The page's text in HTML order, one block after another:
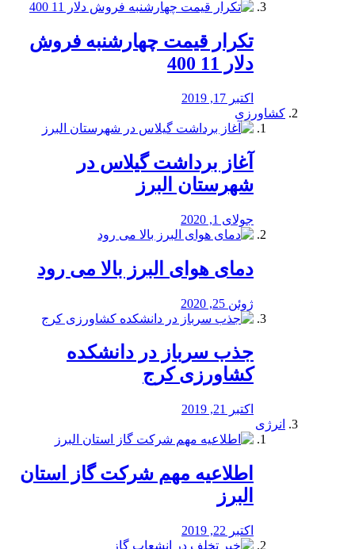
تکرار قیمت چهارشنبه فروش
دلار 11 400
اکتبر 17, 2019
کشاورزی
آغاز برداشت گیلاس در
شهرستان البرز
جولای 1, 2020
دمای هوای البرز بالا می رود
ژوئن 25, 2020
جذب سرباز در دانشکده
کشاورزی کرج
اکتبر 21, 2019
انرژی
️اطلاعیه مهم شرکت گاز استان
البرز
اکتبر 22, 2019